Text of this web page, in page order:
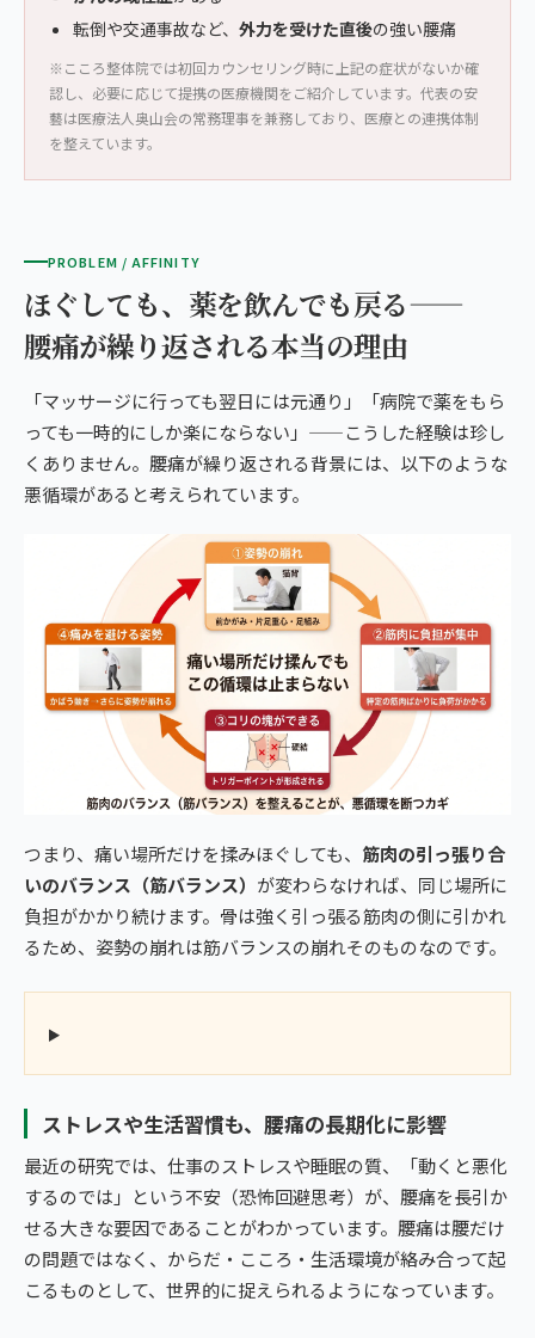
転倒や交通事故など、 外力を受けた直後の強い腰痛
※こころ整体院では初回カウンセリング時に上記の症状がないか確
認し、必要に応じて提携の医療機関をご紹介しています。代表の安
藝は医療法人奥山会の常務理事を兼務しており、医療との連携体制
を整えています。
PROBLEM / AFFINITY
ほぐしても、薬を飲んでも戻る——
腰痛が繰り返される本当の理由
「マッサージに行っても翌日には元通り」「病院で薬をもら
っても一時的にしか楽にならない」——こうした経験は珍し
くありません。腰痛が繰り返される背景には、以下のような
悪循環があると考えられています。
つまり、痛い場所だけを揉みほぐしても、 筋肉の引っ張り合
いのバランス（筋バランス） が変わらなければ、同じ場所に
負担がかかり続けます。骨は強く引っ張る筋肉の側に引かれ
るため、姿勢の崩れは筋バランスの崩れそのものなのです。
ストレスや生活習慣も、腰痛の長期化に影響
最近の研究では、仕事のストレスや睡眠の質、「動くと悪化
するのでは」という不安（恐怖回避思考）が、腰痛を長引か
せる大きな要因であることがわかっています。腰痛は腰だけ
の問題ではなく、からだ・こころ・生活環境が絡み合って起
こるものとして、世界的に捉えられるようになっています。
▶ 朝ベッドで1分｜腰痛・ヘルニアの方向けストレッチ